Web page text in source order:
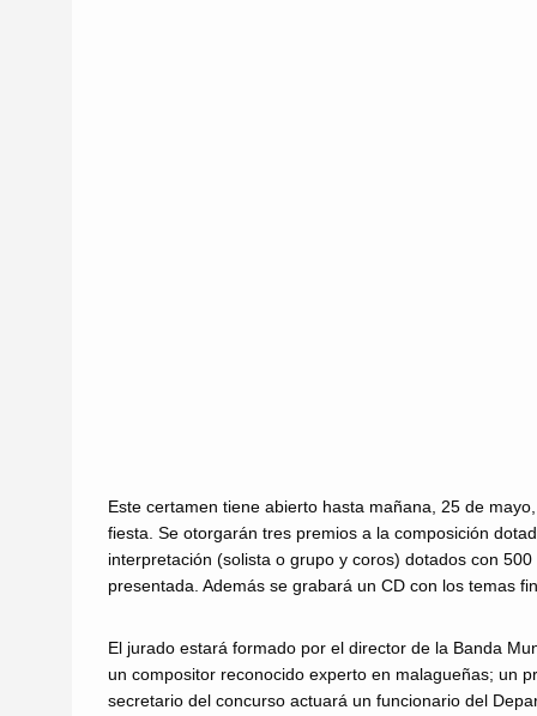
Este certamen tiene abierto hasta mañana, 25 de
fiesta. Se otorgarán tres premios a la composición
interpretación (solista o grupo y coros) dotados con
presentada. Además se grabará un CD con los temas
El jurado estará formado por el director de la Banda
un compositor reconocido experto en malagueñas; un
secretario del concurso actuará un funcionario del